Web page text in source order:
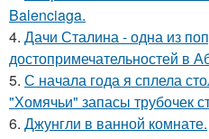
Balenciaga.
4. Дачи Сталина - одна из
достопримечательностей в
5. С начала года я сплела
"Хомячьи" запасы трубочек
6. Джунгли в ванной комнате.